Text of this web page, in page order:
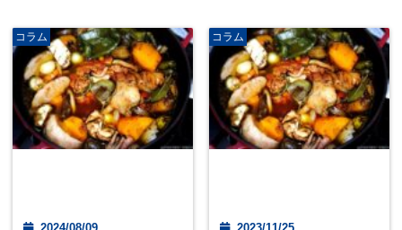
コラム
2024/08/09
コラム
2023/11/25